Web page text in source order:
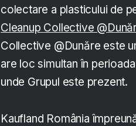
colectare a plasticului de
Cleanup Collective
Collective @Dunăre este
are loc simultan în
unde Grupul este prezent.
Kaufland România